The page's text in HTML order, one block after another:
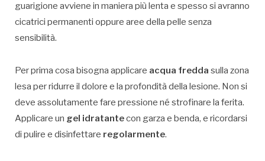
guarigione avviene in maniera più lenta e spesso si avranno
cicatrici permanenti oppure aree della pelle senza
sensibilità.
Per prima cosa bisogna applicare acqua fredda sulla zona
lesa per ridurre il dolore e la profondità della lesione. Non si
deve assolutamente fare pressione né strofinare la ferita.
Applicare un gel idratantecon garza e benda, e ricordarsi
di pulire e disinfettare regolarmente.